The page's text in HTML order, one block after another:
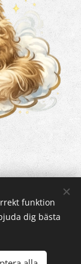
funktion
dig bästa